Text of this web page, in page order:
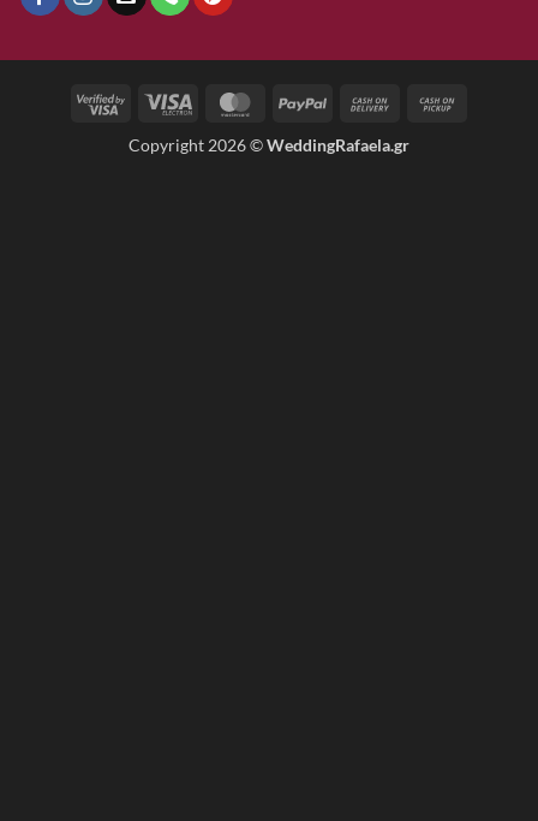
Visa
Visa
MasterCardPayPal
Cash
Delivery
Copyright 2026 ©WeddingRafaela.gr